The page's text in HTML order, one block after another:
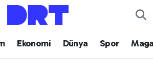
Ekonomi Dünya Spor